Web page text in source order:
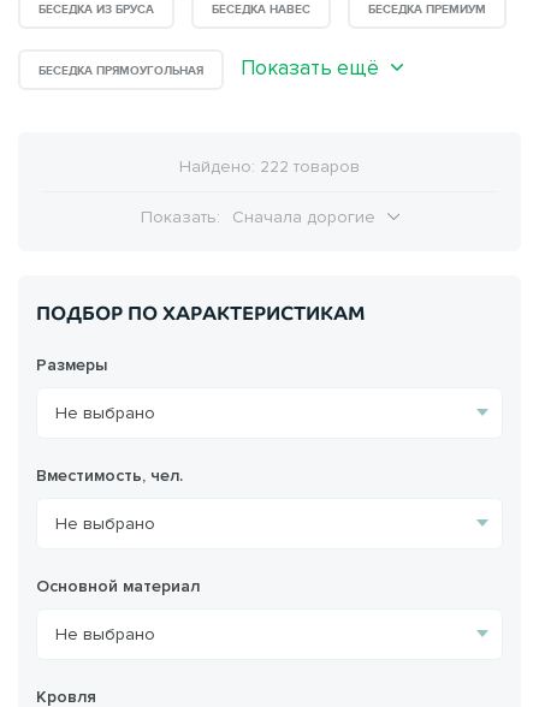
БЕСЕДКА ИЗ БРУСА БЕСЕДКА НАВЕС БЕСЕДКА ПРЕМИУМ
БЕСЕДКА ПРЯМОУГОЛЬНАЯ Показать ещё
Найдено: 222 товаров
Показать: Сначала дорогие
ПОДБОР ПО ХАРАКТЕРИСТИКАМ
Размеры
Вместимость, чел.
Основной материал
Кровля